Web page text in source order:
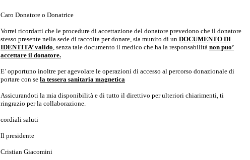
Caro Donatore o Donatrice
Vorrei ricordarti che le procedure di accettazione del donatore prevedono che il donatore
stesso presente nella sede di raccolta per donare, sia munito di un DOCUMENTO DI
IDENTITA’ valido, senza tale documento il medico che ha la responsabilità non puo’
accettare il donatore.
E’ opportuno inoltre per agevolare le operazioni di accesso al percorso donazionale di
portare con se la tessera sanitaria magnetica
Assicurandoti la mia disponibilità e di tutto il direttivo per ulteriori chiarimenti, ti
ringrazio per la collaborazione.
cordiali saluti
Il presidente
Cristian Giacomini